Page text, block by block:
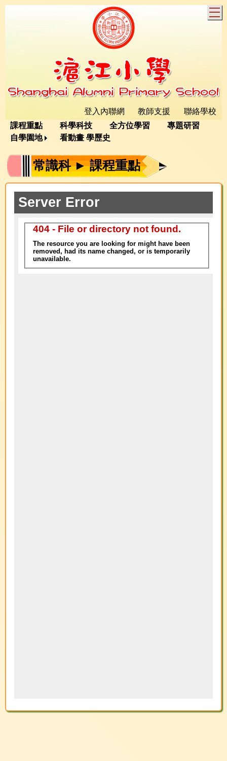
登入內聯網 教師支援 聯絡學校
課程重點 科學科技 全方位學習
專題研習
自學園地
看動畫 學歷史
常識科 ► 課程重點